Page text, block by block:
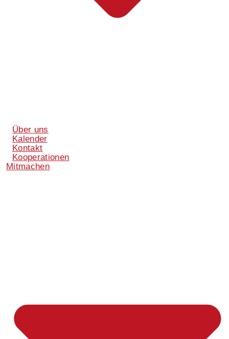
Über uns
Kalender
Kontakt
Kooperationen
Mitmachen